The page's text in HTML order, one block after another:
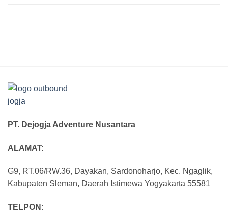
PT. Dejogja Adventure Nusantara
ALAMAT:
G9, RT.06/RW.36, Dayakan, Sardonoharjo, Kec. Ngaglik,
Kabupaten Sleman, Daerah Istimewa Yogyakarta 55581
TELPON: